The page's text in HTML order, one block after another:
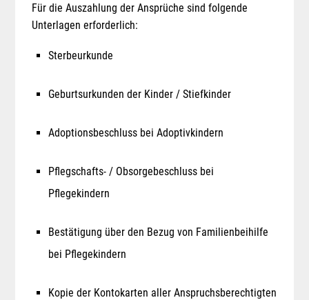
Für die Auszahlung der Ansprüche sind folgende
Unterlagen erforderlich:
Sterbeurkunde
Geburtsurkunden der Kinder / Stiefkinder
Adoptionsbeschluss bei Adoptivkindern
Pflegschafts- / Obsorgebeschluss bei
Pflegekindern
Bestätigung über den Bezug von Familienbeihilfe
bei Pflegekindern
Kopie der Kontokarten aller Anspruchsberechtigten